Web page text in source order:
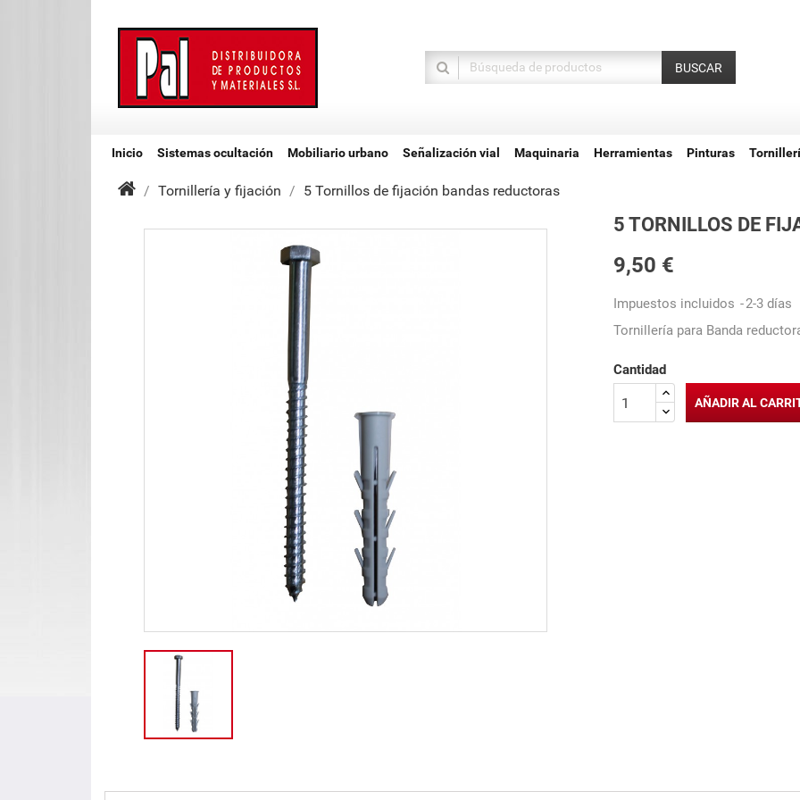
BUSCAR
Inicio Sistemas ocultación Mobiliario urbano Señalización vial Maquinaria Herramientas Pinturas
Tornillería y fijación 5 Tornillos de fijación bandas reductoras
5 TORNILLOS DE
9,50 €
Impuestos incluidos
2-3 días
Tornillería para Banda
Cantidad
AÑADIR AL